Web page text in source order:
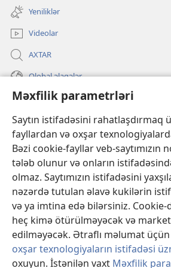
Məxfilik parametrləri
Saytın istifadəsini rahatlaşdırmaq
fayllardan və oxşar
Bəzi cookie-fayllar veb-saytımızın
tələb olunur və onların
olmaz. Saytımızın istifadəsini
nəzərdə tutulan əlavə kukilərin
və ya imtina edə bilərsiniz.
heç kimə ötürülməyəcək və
edilməyəcək. Ətraflı məlumat üçün
oxşar texnologiyaların istifadəsi
oxuyun. İstənilən vaxt Məxfilik
pəncərə
açılır)
Yeniliklər
Videolar
AXTAR
Qlobal əlaqələr
KÖMƏK
(yeni
pəncərə
açılır) Gözətçi qülləsinin ONLAYN
(yeni
pəncərə
açılır) JW Hub
(yeni
pəncərə
açılır)
«JW Library»®